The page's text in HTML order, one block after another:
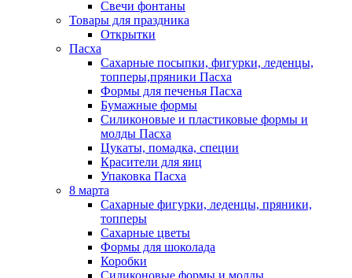
Свечи фонтаны
Товары для праздника
Открытки
Пасха
Сахарные посыпки, фигурки, леденцы,
топперы,пряники Пасха
Формы для печенья Пасха
Бумажные формы
Силиконовые и пластиковые формы и
молды Пасха
Цукаты, помадка, специи
Красители для яиц
Упаковка Пасха
8 марта
Сахарные фигурки, леденцы, пряники,
топперы
Сахарные цветы
Формы для шоколада
Коробки
Силиконовые формы и молды